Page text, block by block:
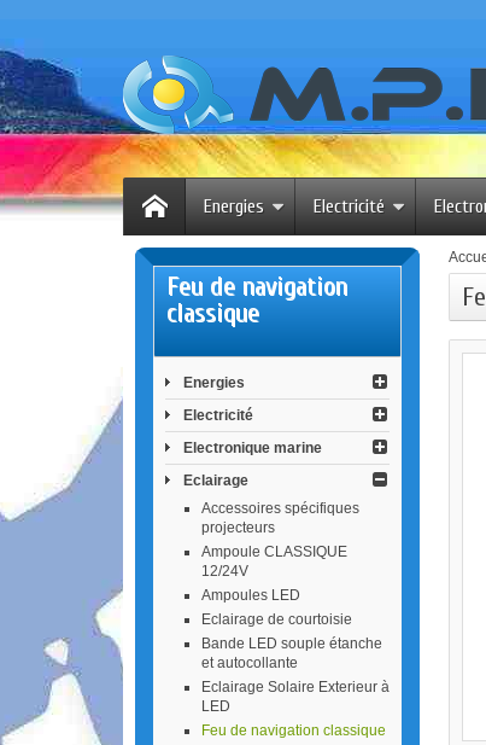
Energies Electricité
Feu de navigation
classique
Energies
Electricité
Electronique marine
Eclairage
Accessoires spécifiques
projecteurs
Ampoule CLASSIQUE
12/24V
Ampoules LED
Eclairage de courtoisie
Bande LED souple étanche
et autocollante
Eclairage Solaire Exterieur à
LED
Feu de navigation classique